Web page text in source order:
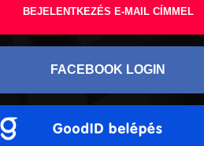
BEJELENTKEZÉS E-MAIL CÍMMEL
FACEBOOK LOGIN